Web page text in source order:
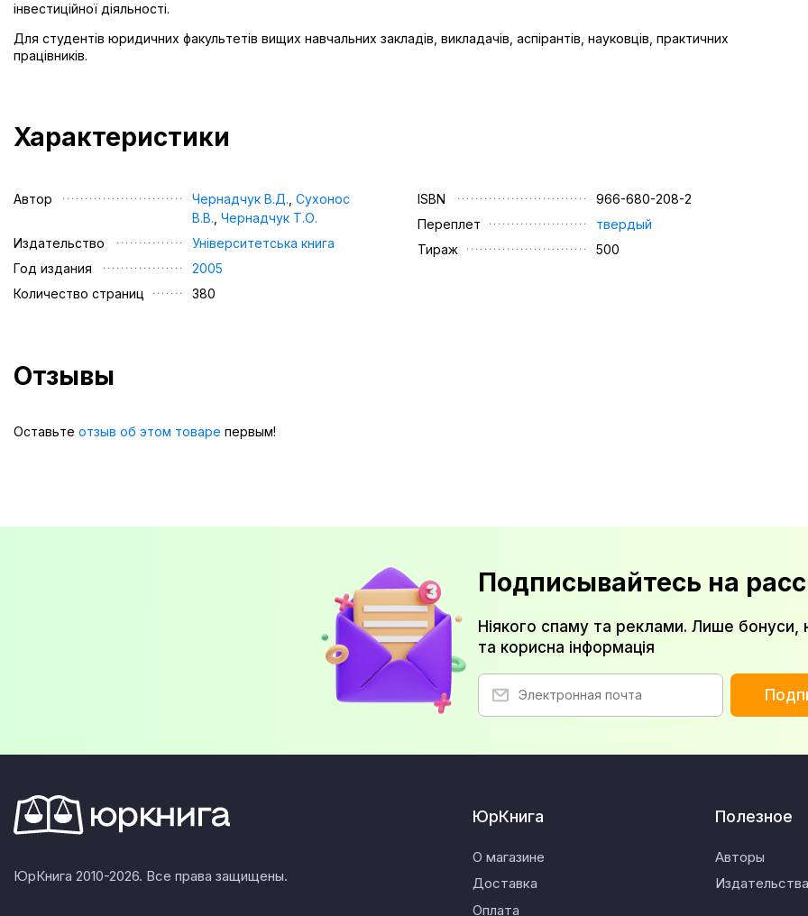
інвестиційної діяльності.
Для студентів юридичних факультетів вищих навчальних закладів, викладачів, аспірантів, науковців, практичних
працівників.
Характеристики
Автор Чернадчук В.Д. ,Сухонос
В.В. ,Чернадчук Т.О.
Издательство
Університетська книга
Год издания
2005
Количество страниц
380
ISBN
966-680-208-2
Переплет
твердый
Тираж
500
Отзывы
Оставьте отзыв об этом товаре первым!
Подписывайтесь на
Ніякого спаму та реклами. Лише бонуси,
та корисна інформація
ЮрКнига 2010-2026. Все права защищены.
ЮрКнига
О магазине
Доставка
Оплата
Полезное
Авторы
Издательства